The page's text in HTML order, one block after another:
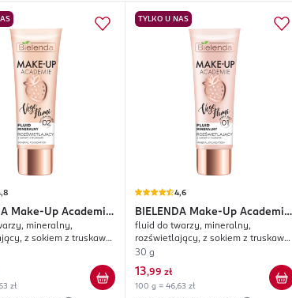
Make-Up Academie
mineralny,
z sokiem z truskawki,
Beż
zł
TYLKO U NAS
4,6
BIELENDA Make-Up Academie
Vege Flumi
fluid do twarzy, mineralny,
rozświetlający, z sokiem z truskawki,
nr 01 Jasny Beż
30 g
13,99 zł
100 g = 46,63 zł